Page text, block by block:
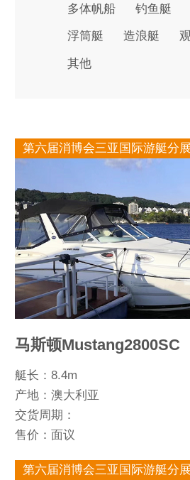
多体帆船 钓鱼艇
浮筒艇 造浪艇
其他
第六届消博会三亚国际游艇分
马斯顿Mustang2800SC
艇长：8.4m
产地：澳大利亚
交货周期：
售价：面议
第六届消博会三亚国际游艇分